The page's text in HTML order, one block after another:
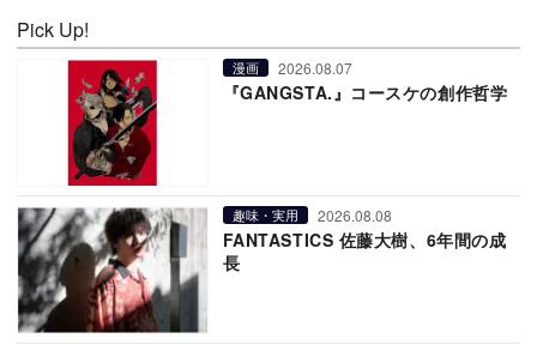
Pick Up!
漫画 2026.08.07
『GANGSTA.』コースケの創作哲学
趣味・実用 2026.08.08
FANTASTICS 佐藤大樹、6年間の成
長